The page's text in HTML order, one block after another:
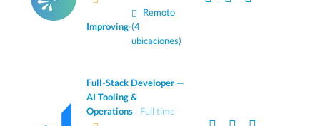
Improving·
Remoto
(4
ubicaciones)
Full-Stack Developer —
AI Tooling &
Operations
Full time